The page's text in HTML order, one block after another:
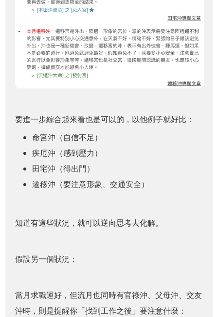
要進一步綜合起來看也是可以的，以他例子就好比：
命宮沖（自信不足）
疾厄沖（感到壓力）
田宅沖（得出門）
遷移沖（要注意形象、交通安全）
知道有這些狀況，就可以逆向思考去化解。
假設另一個狀況：
當月求職運好，但流月也同時有官祿沖、父母沖、交友
沖時，則是提醒你「找到工作之後」要注意什麼：